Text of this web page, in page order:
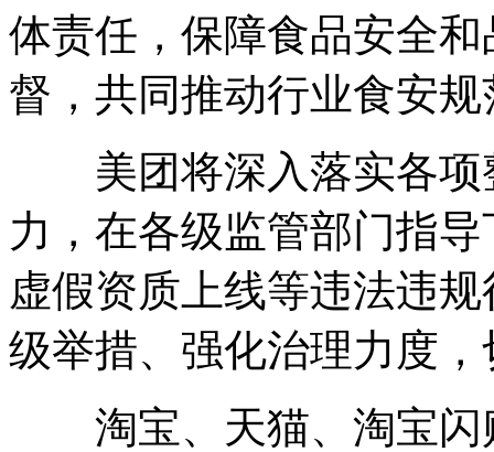
体责任，保障食品安全
督，共同推动行业食安
美团将深入落实各项
力，在各级监管部门指
虚假资质上线等违法违
级举措、强化治理力度
淘宝、天猫、淘宝闪